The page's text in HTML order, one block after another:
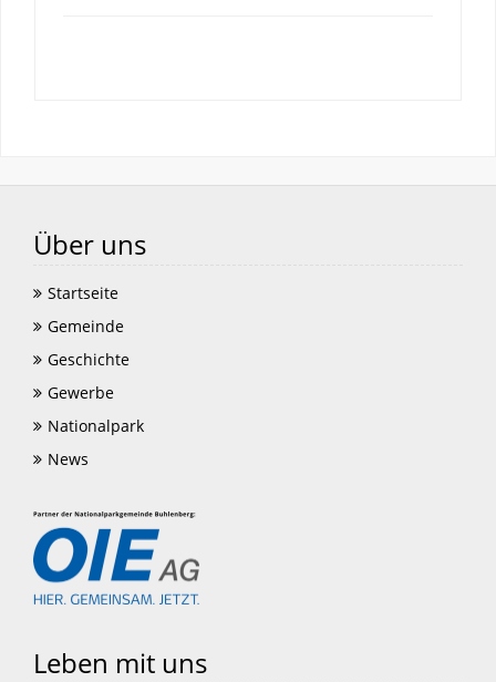
Über uns
Startseite
Gemeinde
Geschichte
Gewerbe
Nationalpark
News
Leben mit uns